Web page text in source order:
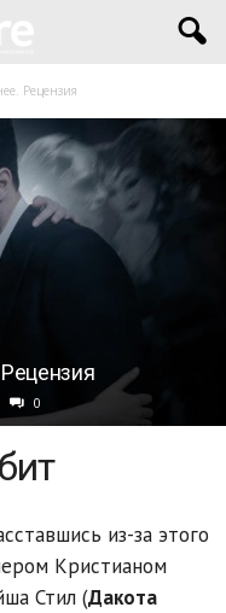
Рецензия
0
из-за этого
Кристианом
Стил (Дакота